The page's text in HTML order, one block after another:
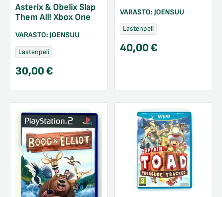
Asterix & Obelix Slap
Them All! Xbox One
VARASTO: JOENSUU
Lastenpeli
30,00€
VARASTO: JOENSUU
Lastenpeli
40,00€